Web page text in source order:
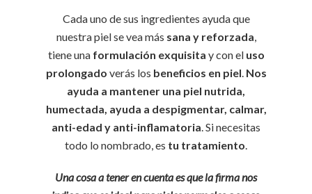
Cada uno de sus ingredientes ayuda que
nuestra piel se vea más sana y reforzada,
tiene una formulación exquisita y con el uso
prolongado verás los beneficios en piel. Nos
ayuda a mantener una piel nutrida,
humectada, ayuda a despigmentar, calmar,
anti-edad y anti-inflamatoria. Si necesitas
todo lo nombrado, es tu tratamiento.
Una cosa a tener en cuenta es que la firma nos